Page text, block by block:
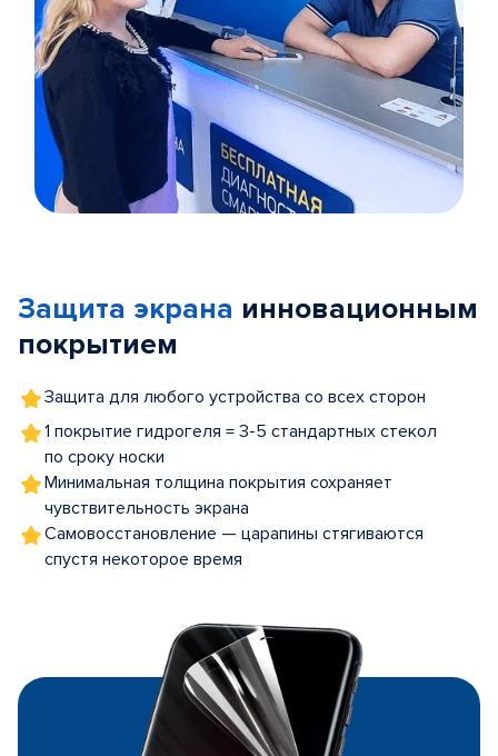
5
Защита экрана инновационным
покрытием
Защита для любого устройства со всех сторон
1 покрытие гидрогеля = 3-5 стандартных стекол
по сроку носки
Минимальная толщина покрытия сохраняет
чувствительность экрана
Самовосстановление — царапины стягиваются
спустя некоторое время